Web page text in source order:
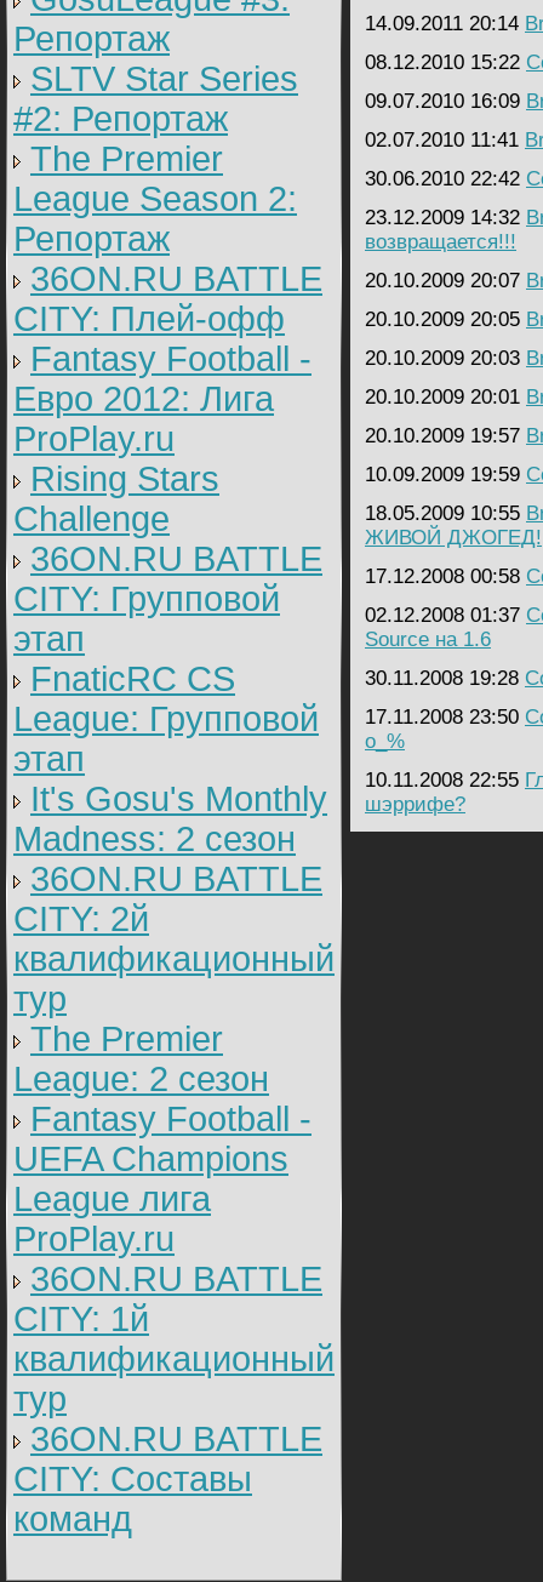
Репортаж
SLTV Star Series
#2: Репортаж
The Premier
League Season 2:
Репортаж
36ON.RU BATTLE
CITY: Плей-офф
Fantasy Football -
Евро 2012: Лига
ProPlay.ru
Rising Stars
Challenge
36ON.RU BATTLE
CITY: Групповой
этап
FnaticRC CS
League: Групповой
этап
It's Gosu's Monthly
Madness: 2 сезон
36ON.RU BATTLE
CITY: 2й
квалификационный
тур
The Premier
League: 2 cезон
Fantasy Football -
UEFA Champions
League лига
ProPlay.ru
36ON.RU BATTLE
CITY: 1й
квалификационный
тур
36ON.RU BATTLE
CITY: Составы
команд
14.09.2011 20:14
08.12.2010 15:22
09.07.2010 16:09
02.07.2010 11:41
30.06.2010 22:42
23.12.2009 14:32
возвращается!!!
20.10.2009 20:07
20.10.2009 20:05
20.10.2009 20:03
20.10.2009 20:01
20.10.2009 19:57
10.09.2009 19:59
18.05.2009 10:55
ЖИВОЙ ДЖОГЕД!
17.12.2008 00:58
02.12.2008 01:37
Source на 1.6
30.11.2008 19:28
17.11.2008 23:50
o_%
10.11.2008 22:55
шэррифе?